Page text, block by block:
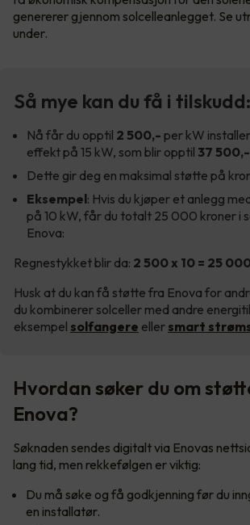
genererer gjennom solcelleanlegget. Se
under.
Så mye kan du få i tilskudd:
Nå får du opptil 2 500,- per kW
effekt på 15 kW, som blir opptil 37
Dette gir deg en maksimal støtte på
Eksempel: Hvis du kjøper et anlegg
på 10 kW, får du totalt 25 000 kroner i
Enova:
Regnestykket blir da: 2 500 x 10 = 25
Husk at du kan få støtte fra Enova for
du kombinerer solceller med andre
eksempel solfangere eller smart
Hvordan søker du om
Enova?
Søknaden sendes digitalt via Enovas
lang tid, men rekkefølgen er viktig:
Du må søke og få godkjenning før du
en installatør.